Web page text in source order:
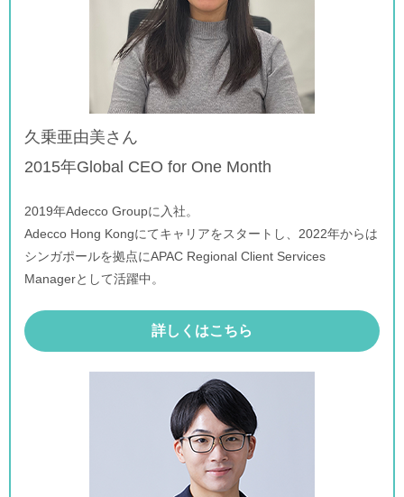
久乗亜由美さん
2015年Global CEO for One Month
2019年Adecco Groupに入社。
Adecco Hong Kongにてキャリアをスタートし、2022年からは
シンガポールを拠点にAPAC Regional Client Services
Managerとして活躍中。
詳しくはこちら